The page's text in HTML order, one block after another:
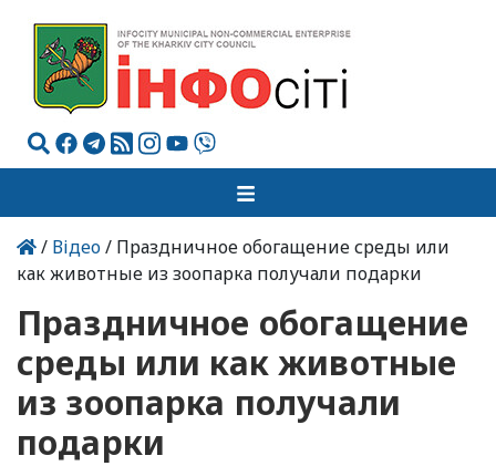
/ Відео/ Праздничное обогащение среды или
как животные из зоопарка получали подарки
Праздничное обогащение
среды или как животные
из зоопарка получали
подарки